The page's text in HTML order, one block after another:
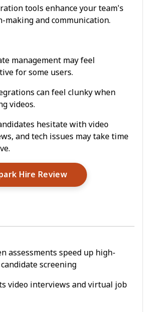
tools enhance your team's
making and communication.
management may feel
for some users.
can feel clunky when
videos.
hesitate with video
and tech issues may take time
Hire ReviewOpens New Window
assessments speed up high-
screening
video interviews and virtual job